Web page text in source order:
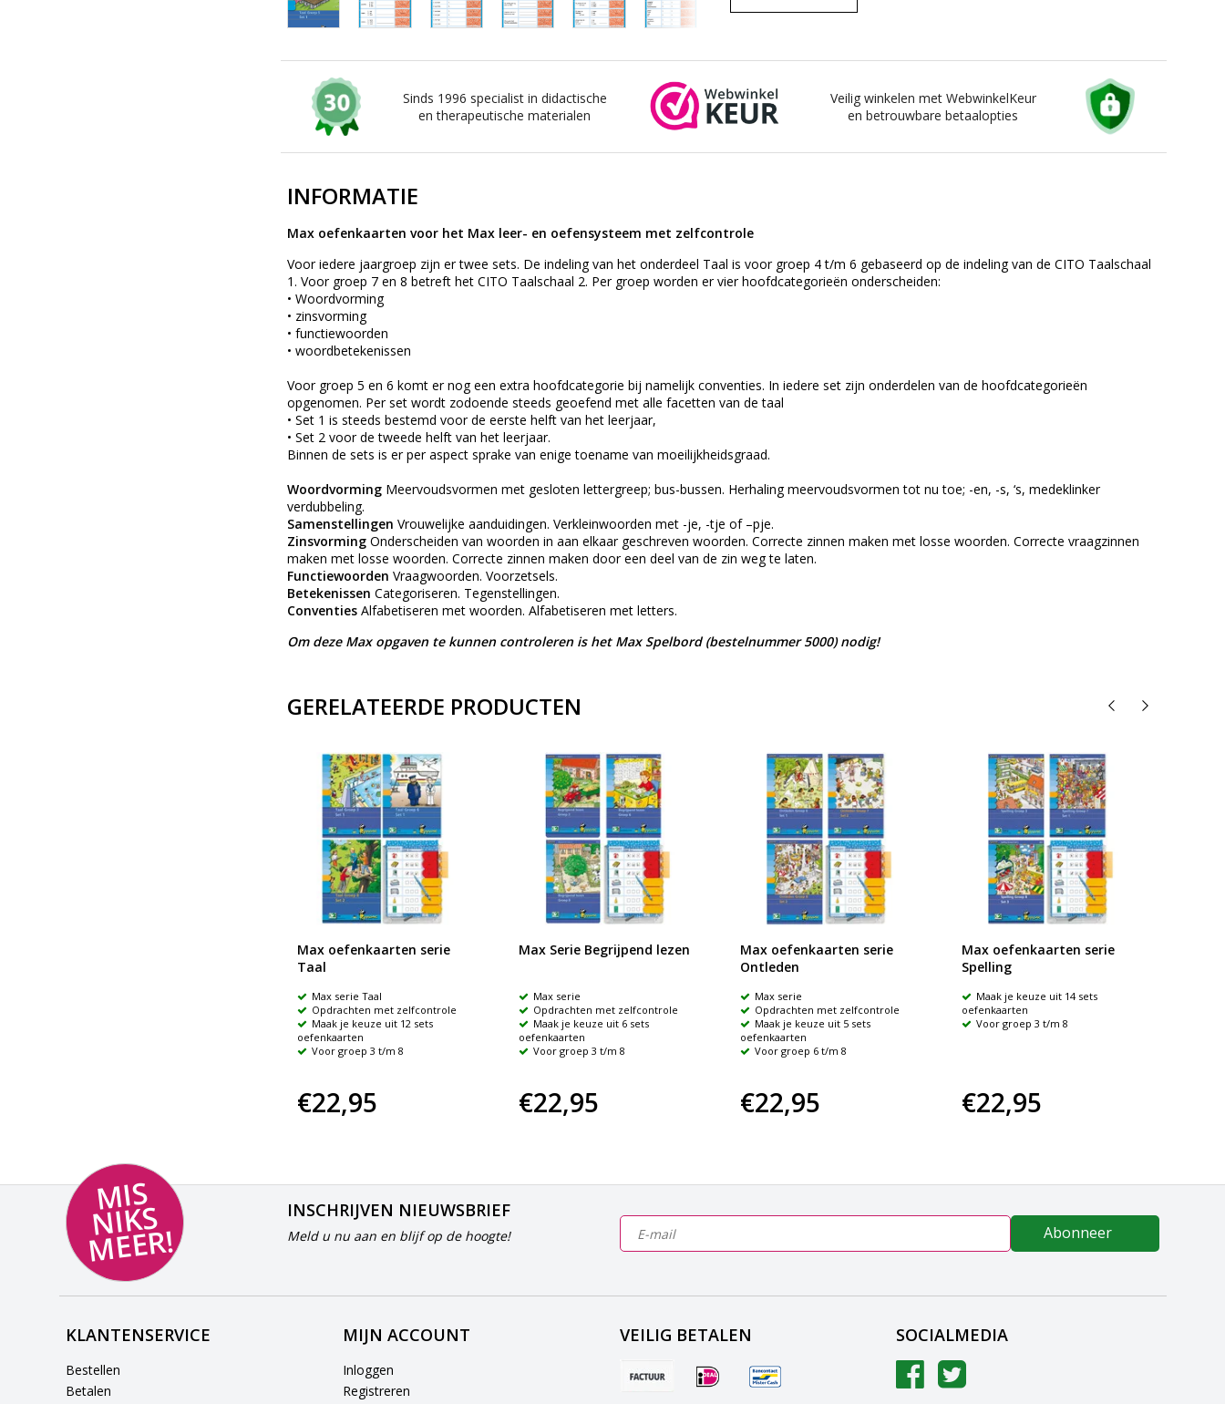
Sinds 1996 specialist in didactische
en therapeutische materialen
Veilig winkelen met WebwinkelKeur
en betrouwbare betaalopties
INFORMATIE
Max oefenkaarten voor het Max leer- en oefensysteem met zelfcontrole
Voor iedere jaargroep zijn er twee sets. De indeling van het onderdeel Taal is voor groep 4 t/m 6 gebaseerd op de indeling van de CITO Taalschaal
1. Voor groep 7 en 8 betreft het CITO Taalschaal 2. Per groep worden er vier hoofdcategorieën onderscheiden:
• Woordvorming
• zinsvorming
• functiewoorden
• woordbetekenissen
Voor groep 5 en 6 komt er nog een extra hoofdcategorie bij namelijk conventies. In iedere set zijn onderdelen van de hoofdcategorieën
opgenomen. Per set wordt zodoende steeds geoefend met alle facetten van de taal
• Set 1 is steeds bestemd voor de eerste helft van het leerjaar,
• Set 2 voor de tweede helft van het leerjaar.
Binnen de sets is er per aspect sprake van enige toename van moeilijkheidsgraad.
Woordvorming Meervoudsvormen met gesloten lettergreep; bus-bussen. Herhaling meervoudsvormen tot nu toe; -en, -s, ‘s, medeklinker
verdubbeling.
Samenstellingen Vrouwelijke aanduidingen. Verkleinwoorden met -je, -tje of –pje.
Zinsvorming Onderscheiden van woorden in aan elkaar geschreven woorden. Correcte zinnen maken met losse woorden. Correcte vraagzinnen
maken met losse woorden. Correcte zinnen maken door een deel van de zin weg te laten.
Functiewoorden Vraagwoorden. Voorzetsels.
Betekenissen Categoriseren. Tegenstellingen.
Conventies Alfabetiseren met woorden. Alfabetiseren met letters.
Om deze Max opgaven te kunnen controleren is het Max Spelbord (bestelnummer 5000) nodig!
GERELATEERDE PRODUCTEN
Max oefenkaarten serie
Taal
Max serie Taal
Opdrachten met zelfcontrole
Maak je keuze uit 12 sets
oefenkaarten
Voor groep 3 t/m 8
€22,95
Max Serie Begrijpend lezen
Max serie
Opdrachten met zelfcontrole
Maak je keuze uit 6 sets
oefenkaarten
Voor groep 3 t/m 8
€22,95
Max oefenkaarten serie
Ontleden
Max serie
Opdrachten met zelfcontrole
Maak je keuze uit 5 sets
oefenkaarten
Voor groep 6 t/m 8
€22,95
Max oefenkaarten serie
Spelling
Maak je keuze uit 14 sets
oefenkaarten
Voor groep 3 t/m 8
€22,95
MI
S
NI
K
S
M
E
E
R!
INSCHRIJVEN NIEUWSBRIEF
Meld u nu aan en blijf op de hoogte! Abonneer
KLANTENSERVICE
Bestellen
Betalen
MIJN ACCOUNT
Inloggen
Registreren
VEILIG BETALEN SOCIALMEDIA